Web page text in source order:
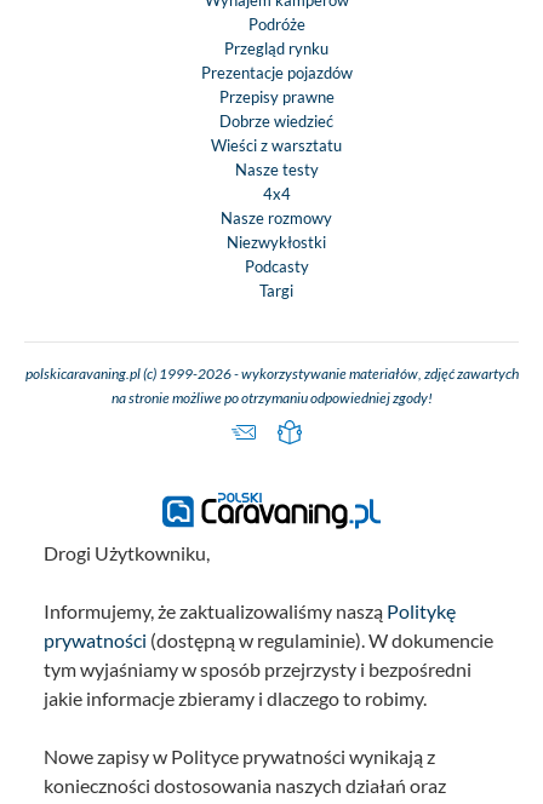
Podróże
Przegląd rynku
Prezentacje pojazdów
Przepisy prawne
Dobrze wiedzieć
Wieści z warsztatu
Nasze testy
4x4
Nasze rozmowy
Niezwykłostki
Podcasty
Targi
polskicaravaning.pl (c) 1999-2026 - wykorzystywanie materiałów, zdjęć zawartych
na stronie możliwe po otrzymaniu odpowiedniej zgody!
Drogi Użytkowniku,
Informujemy, że zaktualizowaliśmy naszą Politykę
prywatności (dostępną w regulaminie). W dokumencie
tym wyjaśniamy w sposób przejrzysty i bezpośredni
jakie informacje zbieramy i dlaczego to robimy.
Nowe zapisy w Polityce prywatności wynikają z
konieczności dostosowania naszych działań oraz